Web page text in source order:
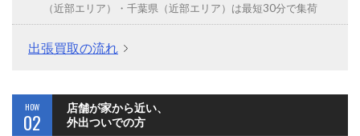
（近部エリア）・千葉県（近部エリア）は最短30分で集荷
出張買取の流れ
HOW
02
店舗が家から近い、
外出ついでの方